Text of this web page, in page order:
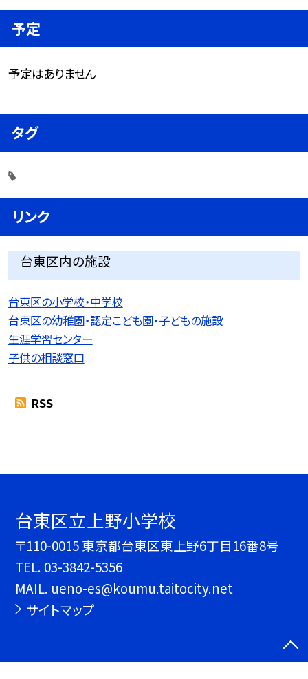
予定
予定はありません
タグ
リンク
台東区内の施設
台東区の小学校・中学校
台東区の幼稚園・認定こども園・子どもの施設
生涯学習センター
子供の相談窓口
RSS
台東区立上野小学校
〒110-0015 東京都台東区東上野6丁目16番8号
TEL. 03-3842-5356
MAIL. ueno-es@koumu.taitocity.net
サイトマップ